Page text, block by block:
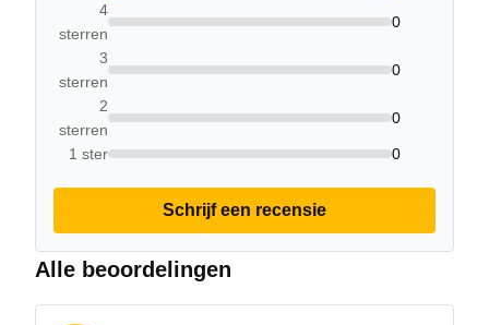
4
sterren
0
3
sterren
0
2
sterren
0
1 ster 0
Schrijf een recensie
Alle beoordelingen